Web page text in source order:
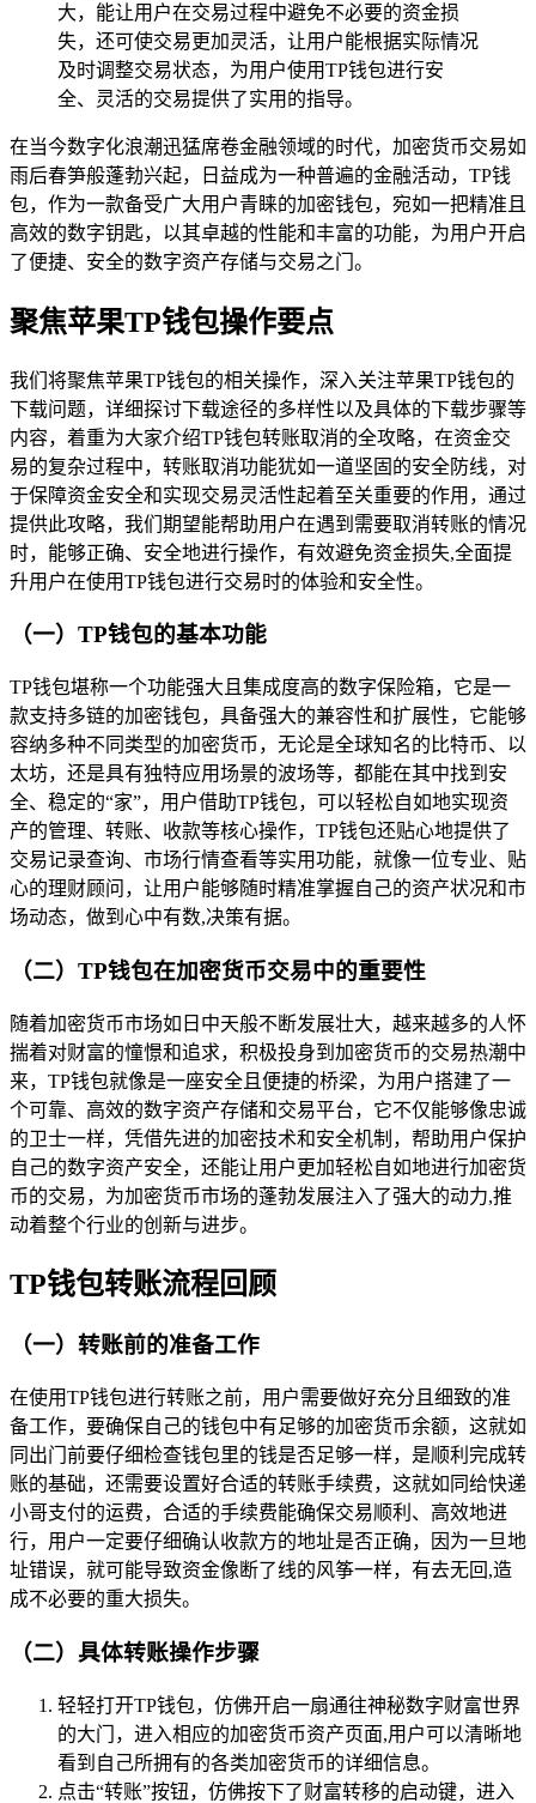
大，能让用户在交易过程中避免不必要的资金损
失，还可使交易更加灵活，让用户能根据实际情况
及时调整交易状态，为用户使用TP钱包进行安
全、灵活的交易提供了实用的指导。
在当今数字化浪潮迅猛席卷金融领域的时代，加密货币交易如
雨后春笋般蓬勃兴起，日益成为一种普遍的金融活动，TP钱
包，作为一款备受广大用户青睐的加密钱包，宛如一把精准且
高效的数字钥匙，以其卓越的性能和丰富的功能，为用户开启
了便捷、安全的数字资产存储与交易之门。
聚焦苹果TP钱包操作要点
我们将聚焦苹果TP钱包的相关操作，深入关注苹果TP钱包的
下载问题，详细探讨下载途径的多样性以及具体的下载步骤等
内容，着重为大家介绍TP钱包转账取消的全攻略，在资金交
易的复杂过程中，转账取消功能犹如一道坚固的安全防线，对
于保障资金安全和实现交易灵活性起着至关重要的作用，通过
提供此攻略，我们期望能帮助用户在遇到需要取消转账的情况
时，能够正确、安全地进行操作，有效避免资金损失,全面提
升用户在使用TP钱包进行交易时的体验和安全性。
（一）TP钱包的基本功能
TP钱包堪称一个功能强大且集成度高的数字保险箱，它是一
款支持多链的加密钱包，具备强大的兼容性和扩展性，它能够
容纳多种不同类型的加密货币，无论是全球知名的比特币、以
太坊，还是具有独特应用场景的波场等，都能在其中找到安
全、稳定的“家”，用户借助TP钱包，可以轻松自如地实现资
产的管理、转账、收款等核心操作，TP钱包还贴心地提供了
交易记录查询、市场行情查看等实用功能，就像一位专业、贴
心的理财顾问，让用户能够随时精准掌握自己的资产状况和市
场动态，做到心中有数,决策有据。
（二）TP钱包在加密货币交易中的重要性
随着加密货币市场如日中天般不断发展壮大，越来越多的人怀
揣着对财富的憧憬和追求，积极投身到加密货币的交易热潮中
来，TP钱包就像是一座安全且便捷的桥梁，为用户搭建了一
个可靠、高效的数字资产存储和交易平台，它不仅能够像忠诚
的卫士一样，凭借先进的加密技术和安全机制，帮助用户保护
自己的数字资产安全，还能让用户更加轻松自如地进行加密货
币的交易，为加密货币市场的蓬勃发展注入了强大的动力,推
动着整个行业的创新与进步。
TP钱包转账流程回顾
（一）转账前的准备工作
在使用TP钱包进行转账之前，用户需要做好充分且细致的准
备工作，要确保自己的钱包中有足够的加密货币余额，这就如
同出门前要仔细检查钱包里的钱是否足够一样，是顺利完成转
账的基础，还需要设置好合适的转账手续费，这就如同给快递
小哥支付的运费，合适的手续费能确保交易顺利、高效地进
行，用户一定要仔细确认收款方的地址是否正确，因为一旦地
址错误，就可能导致资金像断了线的风筝一样，有去无回,造
成不必要的重大损失。
（二）具体转账操作步骤
轻轻打开TP钱包，仿佛开启一扇通往神秘数字财富世界
的大门，进入相应的加密货币资产页面,用户可以清晰地
看到自己所拥有的各类加密货币的详细信息。
点击“转账”按钮，仿佛按下了财富转移的启动键，进入